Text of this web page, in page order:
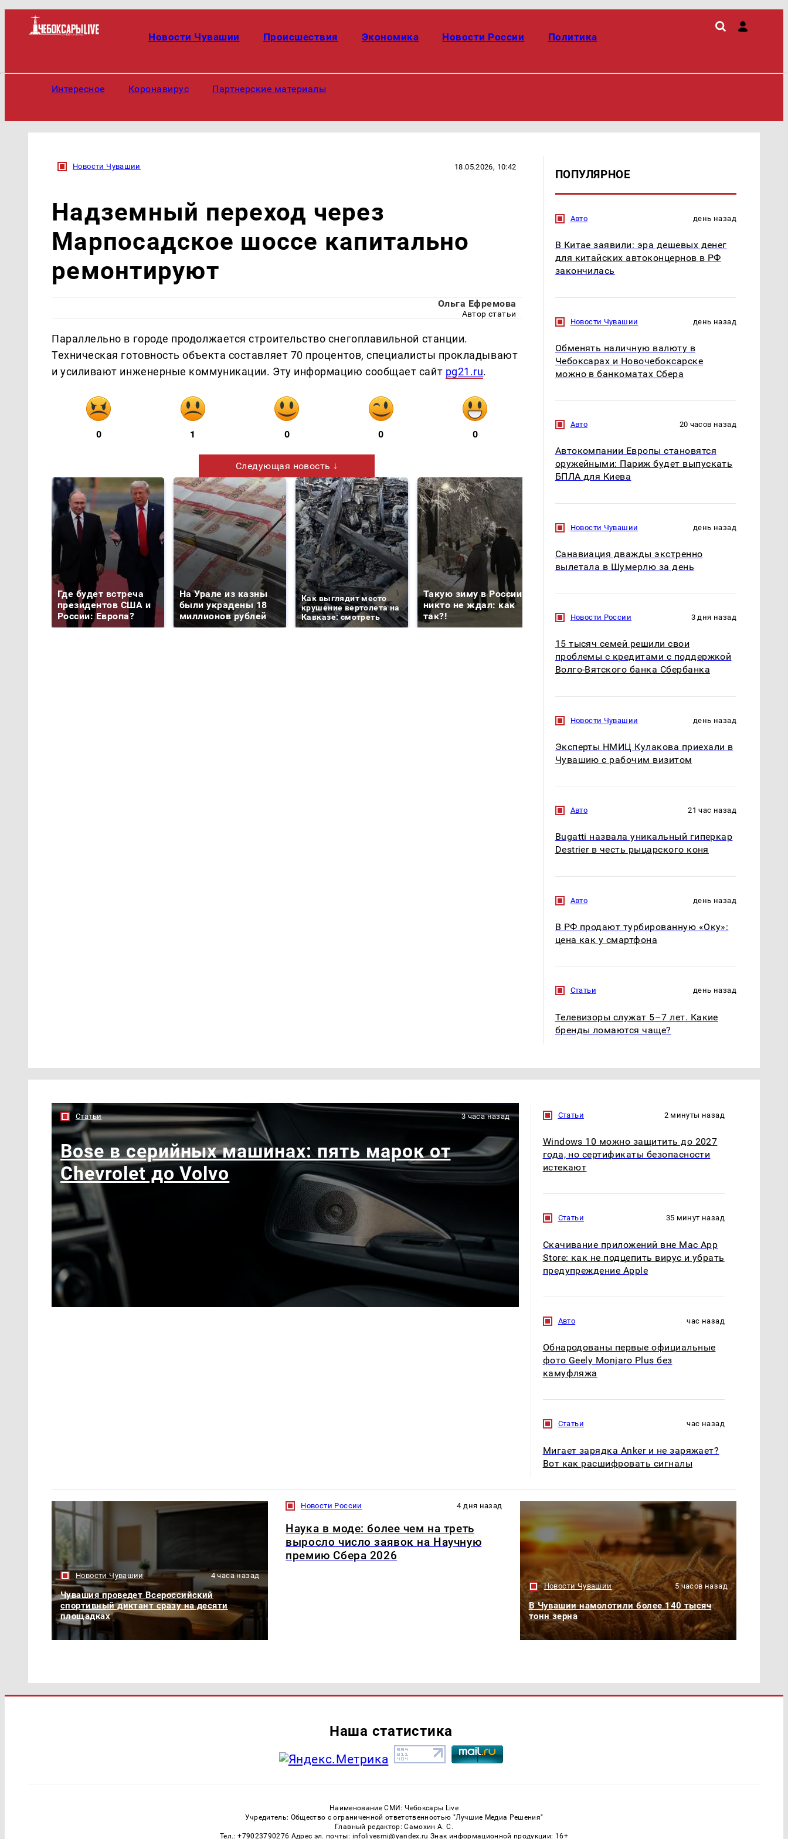
Новости Чувашии Происшествия Экономика Новости России Политика
Интересное Коронавирус Партнерские материалы
Новости Чувашии 18.05.2026, 10:42
Надземный переход через
Марпосадское шоссе капитально
ремонтируют
Ольга Ефремова
Автор статьи
Параллельно в городе продолжается строительство снегоплавильной станции.
Техническая готовность объекта составляет 70 процентов, специалисты прокладывают
и усиливают инженерные коммуникации. Эту информацию сообщает сайт pg21.ru.
0 1 0 0 0
Следующая новость ↓
Где будет встреча
президентов США и
России: Европа?
На Урале из казны
были украдены 18
миллионов рублей
Как выглядит место
крушение вертолета на
Кавказе: смотреть
Такую зиму в России
никто не ждал: как
так?!
Кавказе: читать здесь
Таких событий не
ждать всем нам?
ПОПУЛЯРНОЕ
Авто день назад
В Китае заявили: эра дешевых денег
для китайских автоконцернов в РФ
закончилась
Новости Чувашии день назад
Обменять наличную валюту в
Чебоксарах и Новочебоксарске
можно в банкоматах Сбера
Авто 20 часов назад
Автокомпании Европы становятся
оружейными: Париж будет выпускать
БПЛА для Киева
Новости Чувашии день назад
Санавиация дважды экстренно
вылетала в Шумерлю за день
Новости России 3 дня назад
15 тысяч семей решили свои
проблемы с кредитами с поддержкой
Волго-Вятского банка Сбербанка
Новости Чувашии день назад
Эксперты НМИЦ Кулакова приехали в
Чувашию с рабочим визитом
Авто 21 час назад
Bugatti назвала уникальный гиперкар
Destrier в честь рыцарского коня
Авто день назад
В РФ продают турбированную «Оку»:
цена как у смартфона
Статьи день назад
Телевизоры служат 5–7 лет. Какие
бренды ломаются чаще?
Статьи 3 часа назад
Bose в серийных машинах: пять марок от
Chevrolet до Volvo
Статьи 2 минуты назад
Windows 10 можно защитить до 2027
года, но сертификаты безопасности
истекают
Статьи 35 минут назад
Скачивание приложений вне Mac App
Store: как не подцепить вирус и убрать
предупреждение Apple
Авто час назад
Обнародованы первые официальные
фото Geely Monjaro Plus без
камуфляжа
Статьи час назад
Мигает зарядка Anker и не заряжает?
Вот как расшифровать сигналы
Новости Чувашии 4 часа назад
Чувашия проведет Всероссийский
спортивный диктант сразу на десяти
площадках
Новости России 4 дня назад
Наука в моде: более чем на треть
выросло число заявок на Научную
премию Сбера 2026
Новости Чувашии 5 часов назад
В Чувашии намолотили более 140 тысяч
тонн зерна
Наша статистика
Наименование СМИ: Чебоксары Live
Учредитель: Общество с ограниченной ответственностью "Лучшие Медиа Решения"
Главный редактор: Самохин А. С.
Тел.: +79023790276 Адрес эл. почты: infolivesmi@yandex.ru Знак информационной продукции: 16+